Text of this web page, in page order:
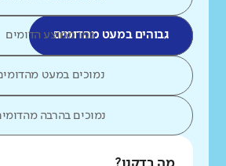
גבוהים במעט מהדומיםכמו ממוצע הדומים
נמוכים במעט
נמוכים בהרבה